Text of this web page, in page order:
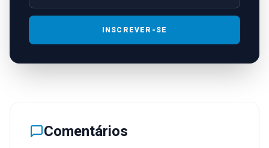
INSCREVER-SE
Comentários